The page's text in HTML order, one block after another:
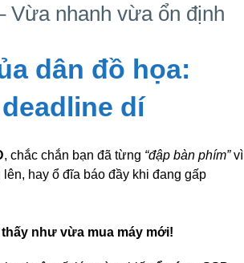
Vừa nhanh vừa ổn định
dân đồ họa:
dí
, chắc chắn bạn đã từng “đập bàn phím”vì
hay ổ đĩa báo đầy khi đang gấp
như vừa mua máy mới!